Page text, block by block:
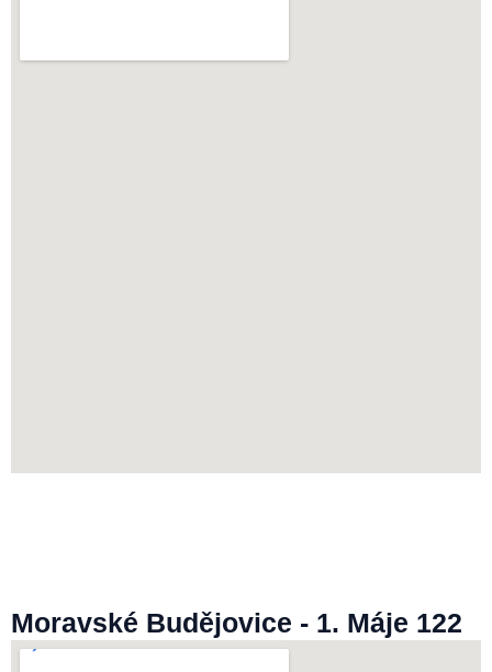
Moravské Budějovice - 1. Máje 122